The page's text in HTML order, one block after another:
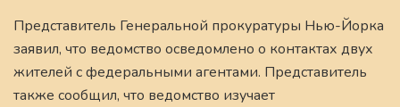
Представитель Генеральной прокуратуры Нью-Йорка
заявил, что ведомство осведомлено о контактах двух
жителей с федеральными агентами. Представитель
также сообщил, что ведомство изучает